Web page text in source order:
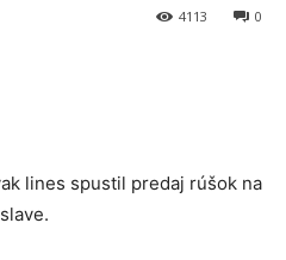
0
4113
lines spustil predaj rúšok na